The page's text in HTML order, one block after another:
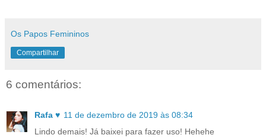
Os Papos Femininos
Compartilhar
6 comentários:
Rafa ♥ 11 de dezembro de 2019 às 08:34
Lindo demais! Já baixei para fazer uso! Hehehe